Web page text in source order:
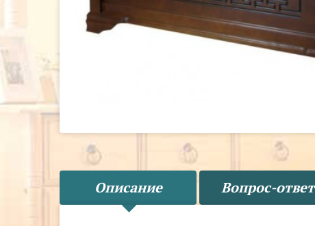
Описание Вопрос-ответ